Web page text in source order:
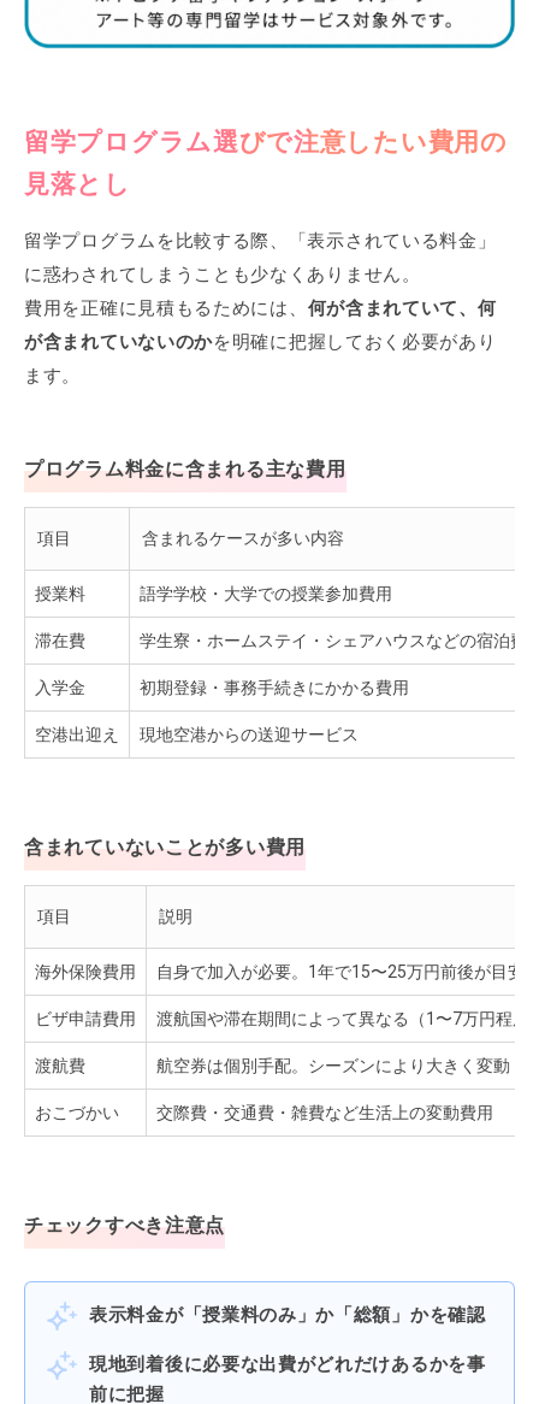
留学プログラム選びで注意したい費用の
見落とし
留学プログラムを比較する際、「表示されている料金」
に惑わされてしまうことも少なくありません。
費用を正確に見積もるためには、 何が含まれていて、何
が含まれていないのかを明確に把握しておく必要があり
ます。
プログラム料金に含まれる主な費用
項目 含まれるケースが多い内容
授業料 語学学校・大学での授業参加費用
滞在費 学生寮・ホームステイ・シェアハウスなどの宿泊費
入学金 初期登録・事務手続きにかかる費用
空港出迎え 現地空港からの送迎サービス
含まれていないことが多い費用
項目 説明
海外保険費用 自身で加入が必要。1年で15〜25万円前後が目安
ビザ申請費用 渡航国や滞在期間によって異なる（1〜7万円程度
渡航費 航空券は個別手配。シーズンにより大きく変動
おこづかい 交際費・交通費・雑費など生活上の変動費用
チェックすべき注意点
表示料金が「授業料のみ」か「総額」かを確認
現地到着後に必要な出費がどれだけあるかを事
前に把握